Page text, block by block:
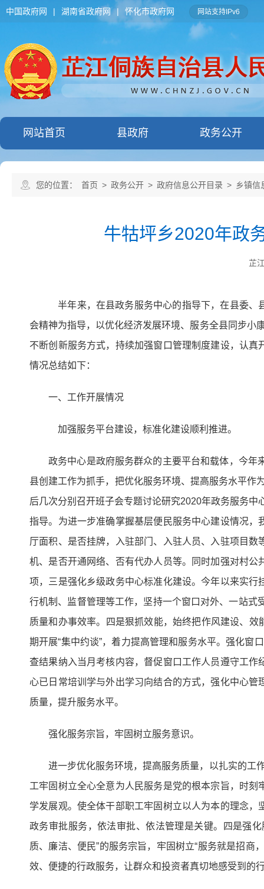
中国政府网 | 湖南省政府网 | 怀化市政府网 网站支持IPv6
网站首页 县政府 政务公开
您的位置： 首页 > 政务公开 > 政府信息公开目录 > 乡镇信
牛牯坪乡2020年政
芷
半年来，在县政务服务中心的指导下，在县委、
会精神为指导，以优化经济发展环境、服务全县同步小
不断创新服务方式，持续加强窗口管理制度建设，认
情况总结如下：
一、工作开展情况
加强服务平台建设，标准化建设顺利推进。
政务中心是政府服务群众的主要平台和载体，今年
县创建工作为抓手，把优化服务环境、提高服务水平
后几次分别召开班子会专题讨论研究2020年政务服务
指导。为进一步准确掌握基层便民服务中心建设情况
厅面积、是否挂牌，入驻部门、入驻人员、入驻项目
机、是否开通网络、否有代办人员等。同时加强对村
项，三是强化乡级政务中心标准化建设。今年以来实
行机制、监督管理等工作，坚持一个窗口对外、一站
质量和办事效率。四是狠抓效能，始终把作风建设、效
期开展“集中约谈”，着力提高管理和服务水平。强化
查结果纳入当月考核内容，督促窗口工作人员遵守工
心已日常培训学与外出学习向结合的方式，强化中心
质量，提升服务水平。
强化服务宗旨，牢固树立服务意识。
进一步优化服务环境，提高服务质量，以扎实的工
工牢固树立全心全意为人民服务是党的根本宗旨，时
学发展观。使全体干部职工牢固树立以人为本的理念
政务审批服务，依法审批、依法管理是关键。四是强
质、廉洁、便民”的服务宗旨，牢固树立“服务就是招
效、便捷的行政服务，让群众和投资者真切地感受到的